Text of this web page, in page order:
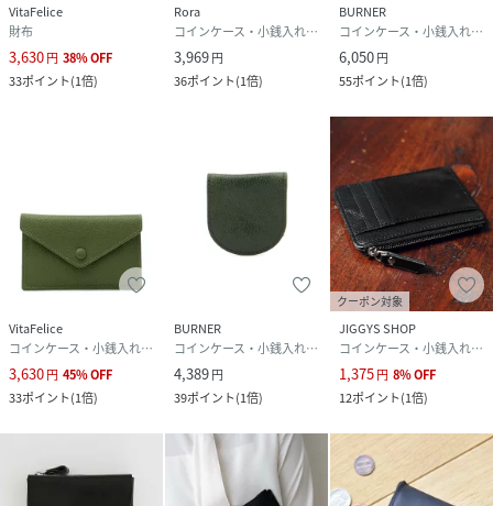
VitaFelice
財布
3,630円 38%OFF
33ポイント(1倍)
Rora
コインケース・小銭入れ・札入れ
3,969円
36ポイント(1倍)
BURNER
コインケース・小銭入れ・札入れ
6,050円
55ポイント(1倍)
VitaFelice
コインケース・小銭入れ・札入れ
3,630円 45%OFF
33ポイント(1倍)
BURNER
コインケース・小銭入れ・札入れ
4,389円
39ポイント(1倍)
クーポン対象
JIGGYS SHOP
コインケース・小銭入れ・札入れ
1,375円 8%OFF
12ポイント(1倍)